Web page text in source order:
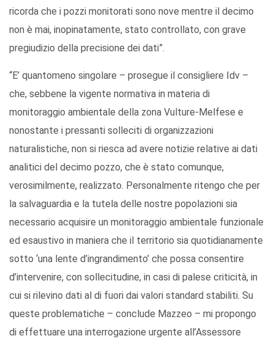
ricorda che i pozzi monitorati sono nove mentre il decimo
non è mai, inopinatamente, stato controllato, con grave
pregiudizio della precisione dei dati”.
“E’ quantomeno singolare – prosegue il consigliere Idv –
che, sebbene la vigente normativa in materia di
monitoraggio ambientale della zona Vulture-Melfese e
nonostante i pressanti solleciti di organizzazioni
naturalistiche, non si riesca ad avere notizie relative ai dati
analitici del decimo pozzo, che è stato comunque,
verosimilmente, realizzato. Personalmente ritengo che per
la salvaguardia e la tutela delle nostre popolazioni sia
necessario acquisire un monitoraggio ambientale funzionale
ed esaustivo in maniera che il territorio sia quotidianamente
sotto ‘una lente d’ingrandimento’ che possa consentire
d’intervenire, con sollecitudine, in casi di palese criticità, in
cui si rilevino dati al di fuori dai valori standard stabiliti. Su
queste problematiche – conclude Mazzeo – mi propongo
di effettuare una interrogazione urgente all’Assessore